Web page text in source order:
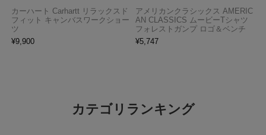
カーハート Carhartt リラックスド
フィット キャンバスワークショー
ツ
¥9,900
アメリカンクラシックス AMERIC
AN CLASSICS ムービーTシャツ
フォレストガンプ ロゴ＆ベンチ
¥5,747
カテゴリランキング